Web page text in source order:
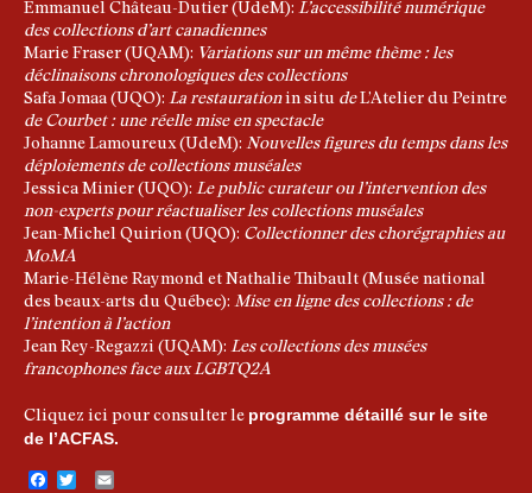
Emmanuel Château-Dutier (UdeM): L’accessibilité numérique
des collections d’art canadiennes
Marie Fraser (UQAM): Variations sur un même thème : les
déclinaisons chronologiques des collections
Safa Jomaa (UQO): La restaurationin situ deL’Atelier du Peintre
de Courbet : une réelle mise en spectacle
Johanne Lamoureux (UdeM): Nouvelles figures du temps dans les
déploiements de collections muséales
Jessica Minier (UQO): Le public curateur ou l’intervention des
non-experts pour réactualiser les collections muséales
Jean-Michel Quirion (UQO): Collectionner des chorégraphies au
MoMA
Marie-Hélène Raymond et Nathalie Thibault (Musée national
des beaux-arts du Québec): Mise en ligne des collections : de
l’intention à l’action
Jean Rey-Regazzi (UQAM): Les collections des musées
francophones face aux LGBTQ2A
Cliquez ici pour consulter le programme détaillé sur le site
de l’ACFAS.
Facebook
Twitter